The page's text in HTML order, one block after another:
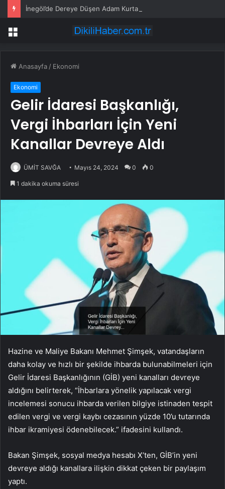
İnegöl’de Dereye Düşen Adam Kurtarıldı
Menü
Anasayfa / Ekonomi
Ekonomi
Gelir İdaresi Başkanlığı,
Vergi İhbarları İçin Yeni
Kanallar Devreye Aldı
ÜMİT SAVĞA Mayıs 24, 2024 0 0
1 dakika okuma süresi
Hazine ve Maliye Bakanı Mehmet Şimşek, vatandaşların
daha kolay ve hızlı bir şekilde ihbarda bulunabilmeleri için
Gelir İdaresi Başkanlığının (GİB) yeni kanalları devreye
aldığını belirterek, “İhbarlara yönelik yapılacak vergi
incelemesi sonucu ihbarda verilen bilgiye istinaden tespit
edilen vergi ve vergi kaybı cezasının yüzde 10’u tutarında
ihbar ikramiyesi ödenebilecek.” ifadesini kullandı.
Bakan Şimşek, sosyal medya hesabı X’ten, GİB’in yeni
devreye aldığı kanallara ilişkin dikkat çeken bir paylaşım
yaptı.